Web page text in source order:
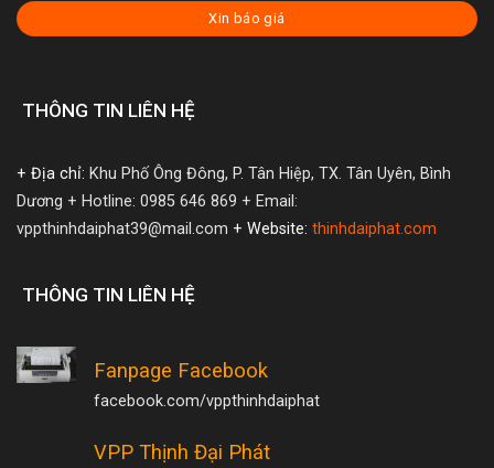
Xin báo giá
THÔNG TIN LIÊN HỆ
+ Địa chỉ: Khu Phố Ông Đông, P. Tân Hiệp, TX. Tân Uyên, Bình
Dương + Hotline: 0985 646 869 + Email:
vppthinhdaiphat39@mail.com + Website: thinhdaiphat.com
THÔNG TIN LIÊN HỆ
Fanpage Facebook
facebook.com/vppthinhdaiphat
VPP Thịnh Đại Phát